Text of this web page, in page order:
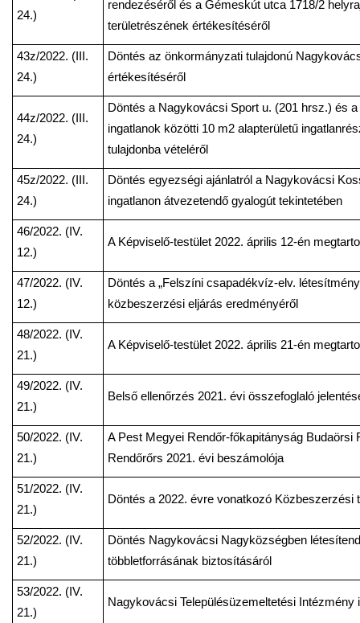
24.)
rendezéséről és a Gémeskút utca 1718/2
területrészének értékesítéséről
43z/2022. (III.
24.)
Döntés az önkormányzati tulajdonú
értékesítéséről
44z/2022. (III.
24.)
Döntés a Nagykovácsi Sport u. (201 hrsz.) és
ingatlanok közötti 10 m2 alapterületű
tulajdonba vételéről
45z/2022. (III.
24.)
Döntés egyezségi ajánlatról a Nagykovácsi
ingatlanon átvezetendő gyalogút tekintetében
46/2022. (IV.
12.)
A Képviselő-testület 2022. április 12-én
47/2022. (IV.
12.)
Döntés a „Felszíni csapadékvíz-elv.
közbeszerzési eljárás eredményéről
48/2022. (IV.
21.)
A Képviselő-testület 2022. április 21-én
49/2022. (IV.
21.)
Belső ellenőrzés 2021. évi összefoglaló
50/2022. (IV.
21.)
A Pest Megyei Rendőr-főkapitányság Budaörsi
Rendőrőrs 2021. évi beszámolója
51/2022. (IV.
21.)
Döntés a 2022. évre vonatkozó Közbeszerzési
52/2022. (IV.
21.)
Döntés Nagykovácsi Nagyközségben
többletforrásának biztosításáról
53/2022. (IV.
21.)
Nagykovácsi Településüzemeltetési